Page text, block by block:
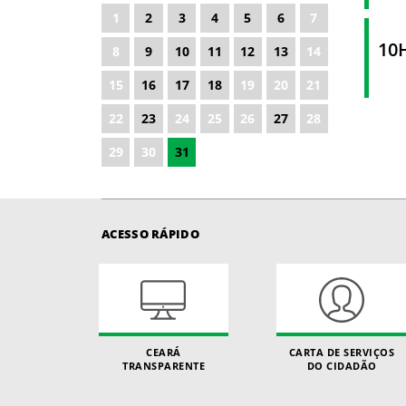
2027
2028
1 2 3 4 5 6
7
8
9 10 11 12 13
14
15
16 17 18 19 20
21
22
23 24 25 26 27
28
29
30 31
ACESSO RÁPIDO
CEARÁ
TRANSPARENTE
CARTA DE SERVIÇOS
DO CIDADÃO